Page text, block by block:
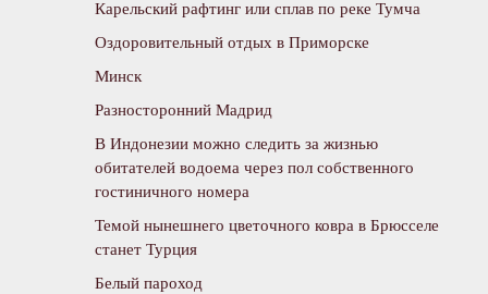
Карельский рафтинг или сплав по реке Тумча
Оздоровительный отдых в Приморске
Минск
Разносторонний Мадрид
В Индонезии можно следить за жизнью
обитателей водоема через пол собственного
гостиничного номера
Темой нынешнего цветочного ковра в Брюсселе
станет Турция
Белый пароход